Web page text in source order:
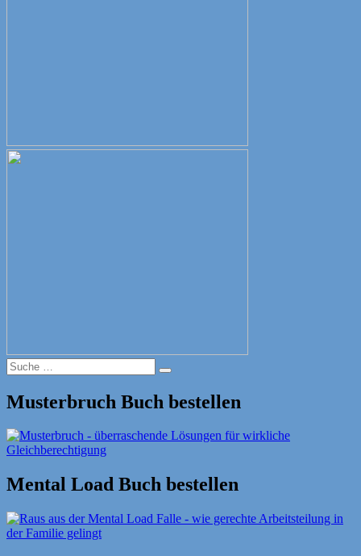
Suche
nach:
Suche
Musterbruch Buch bestellen
Mental Load Buch bestellen